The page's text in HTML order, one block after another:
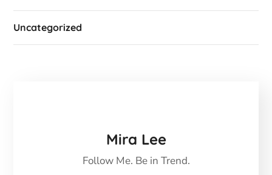
Uncategorized
Mira Lee
Follow Me. Be in Trend.